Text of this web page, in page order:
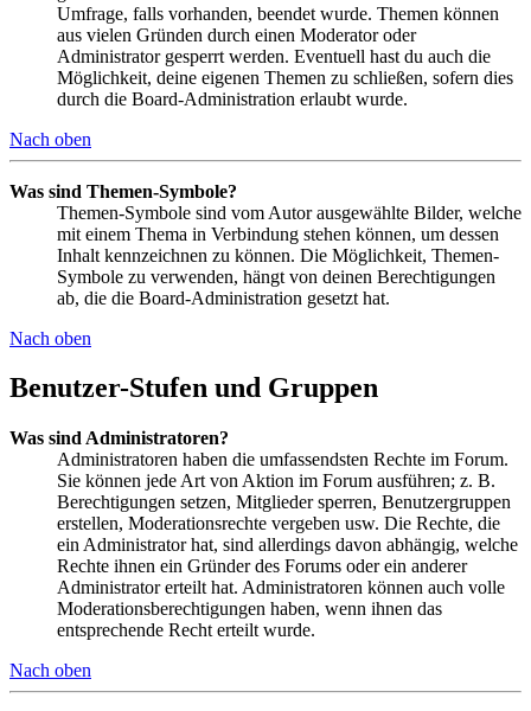
Umfrage, falls vorhanden, beendet wurde. Themen können
aus vielen Gründen durch einen Moderator oder
Administrator gesperrt werden. Eventuell hast du auch die
Möglichkeit, deine eigenen Themen zu schließen, sofern dies
durch die Board-Administration erlaubt wurde.
Nach oben
Was sind Themen-Symbole?
Themen-Symbole sind vom Autor ausgewählte Bilder, welche
mit einem Thema in Verbindung stehen können, um dessen
Inhalt kennzeichnen zu können. Die Möglichkeit, Themen-
Symbole zu verwenden, hängt von deinen Berechtigungen
ab, die die Board-Administration gesetzt hat.
Nach oben
Benutzer-Stufen und Gruppen
Was sind Administratoren?
Administratoren haben die umfassendsten Rechte im Forum.
Sie können jede Art von Aktion im Forum ausführen; z. B.
Berechtigungen setzen, Mitglieder sperren, Benutzergruppen
erstellen, Moderationsrechte vergeben usw. Die Rechte, die
ein Administrator hat, sind allerdings davon abhängig, welche
Rechte ihnen ein Gründer des Forums oder ein anderer
Administrator erteilt hat. Administratoren können auch volle
Moderationsberechtigungen haben, wenn ihnen das
entsprechende Recht erteilt wurde.
Nach oben